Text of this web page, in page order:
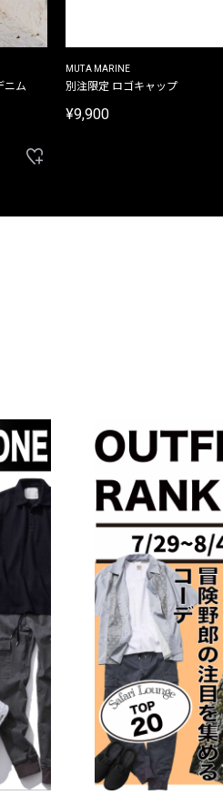
ニム
MUTA MARINE
別注限定 ロゴキャップ
¥9,900